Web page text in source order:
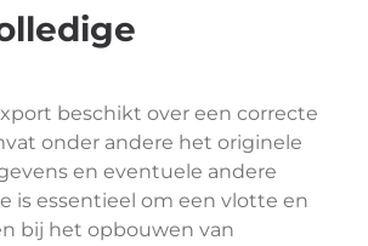
beschikt over een correcte
onder andere het originele
en eventuele andere
is essentieel om een vlotte en
bij het opbouwen van